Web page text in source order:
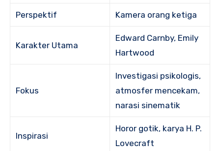
Perspektif Kamera orang ketiga
Karakter Utama
Edward Carnby, Emily
Hartwood
Fokus
Investigasi psikologis,
atmosfer mencekam,
narasi sinematik
Inspirasi
Horor gotik, karya H. P.
Lovecraft